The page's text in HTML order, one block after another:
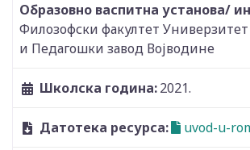
Образовно васпитна установа/
Филозофски факултет
и Педагошки завод Војводине
Школска година:2021.
Датотека ресурса: uvod-u-